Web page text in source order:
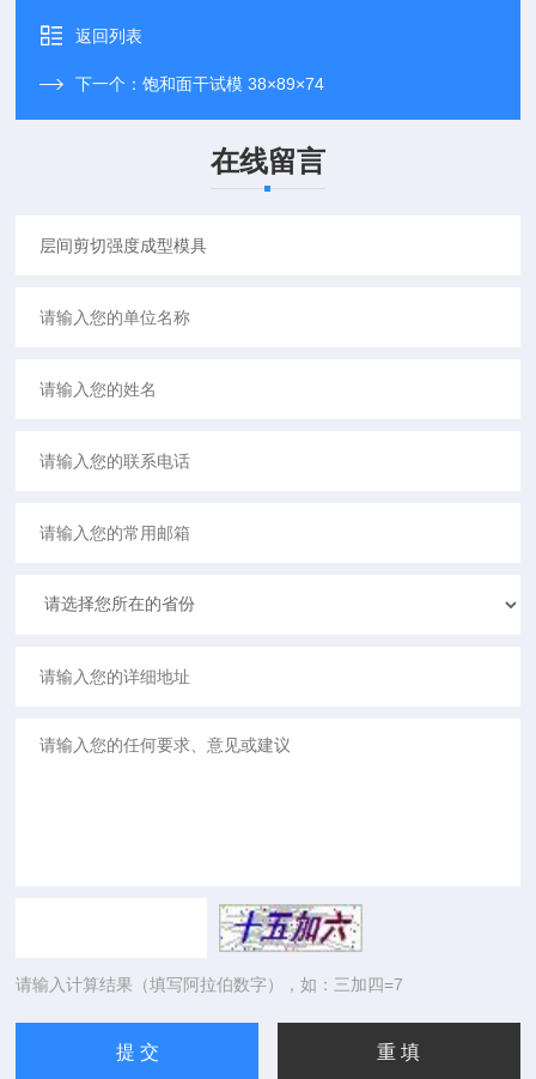
返回列表
下一个：饱和面干试模 38×89×74
在线留言
请输入计算结果（填写阿拉伯数字），如：三加四=7